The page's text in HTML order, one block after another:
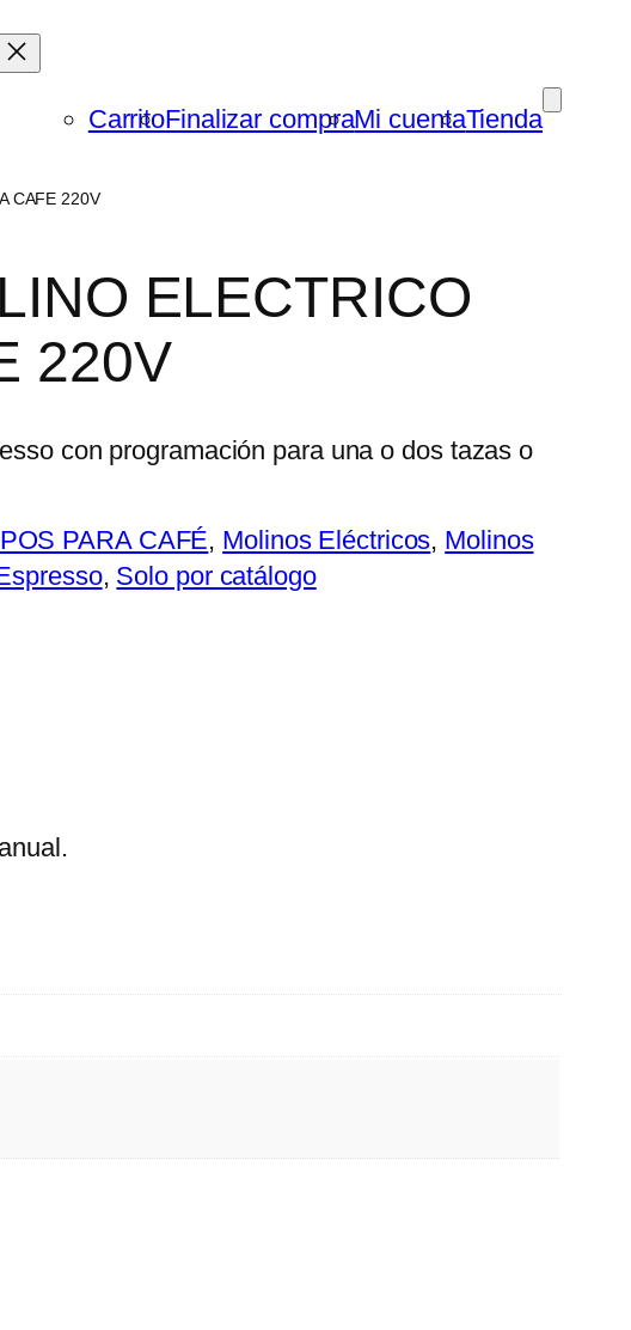
CarritoFinalizar compraMi cuentaTienda
CAFE 220V
ELECTRICO
220V
con programación para una o dos tazas o
PARA CAFÉ, Molinos Eléctricos, Molinos
, Solo por catálogo